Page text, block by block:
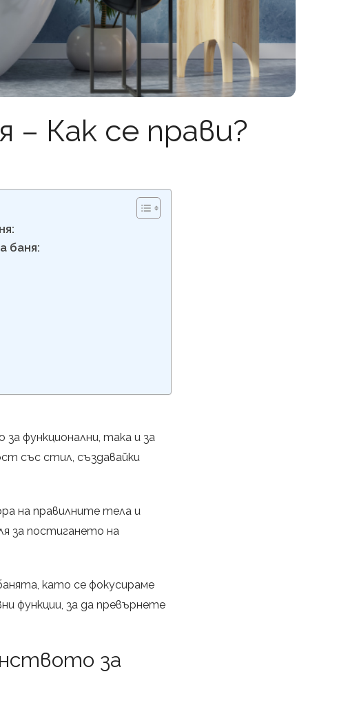
– Как се прави?
баня:
функционални, така и за
със стил, създавайки
на правилните тела и
за постигането на
като се фокусираме
функции, за да превърнете
за